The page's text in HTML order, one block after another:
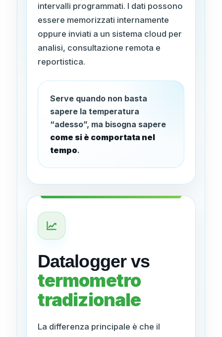
intervalli programmati. I dati possono
essere memorizzati internamente
oppure inviati a un sistema cloud per
analisi, consultazione remota e
reportistica.
Serve quando non basta
sapere la temperatura
“adesso”, ma bisogna sapere
come si è comportata nel
tempo.
Datalogger vs
termometro
tradizionale
La differenza principale è che il